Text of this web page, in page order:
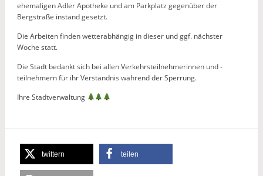
ehemaligen Adler Apotheke und am Parkplatz gegenüber der
Bergstraße instand gesetzt.
Die Arbeiten finden wetterabhängig in dieser und ggf. nächster
Woche statt.
Die Stadt bedankt sich bei allen Verkehrsteilnehmerinnen und -
teilnehmern für ihr Verständnis während der Sperrung.
Ihre Stadtverwaltung
twittern teilen